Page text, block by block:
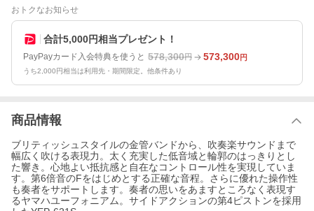
おトクなお知らせ
合計5,000円相当プレゼント！
PayPayカード入会特典を使うと 578,300円 573,300円
うち2,000円相当は利用先・期間限定。他条件あり
商品情報
ブリティッシュスタイルの金管バンドから、吹奏楽サウンドまで
幅広く吹ける表現力。太く充実した低音域と輪郭のはっきりとし
た響き。心地よい抵抗感と自在なコントロール性を実現していま
す。第6倍音のFをはじめとする正確な音程。さらに優れた操作性
も奏者をサポートします。奏者の思いをあますところなく表現す
るヤマハユーフォニアム。サイドアクションの第4ピストンを採用